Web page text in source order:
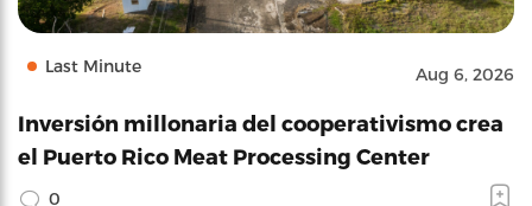
Last Minute Aug 6, 2026
Inversión millonaria del cooperativismo crea
el Puerto Rico Meat Processing Center
0